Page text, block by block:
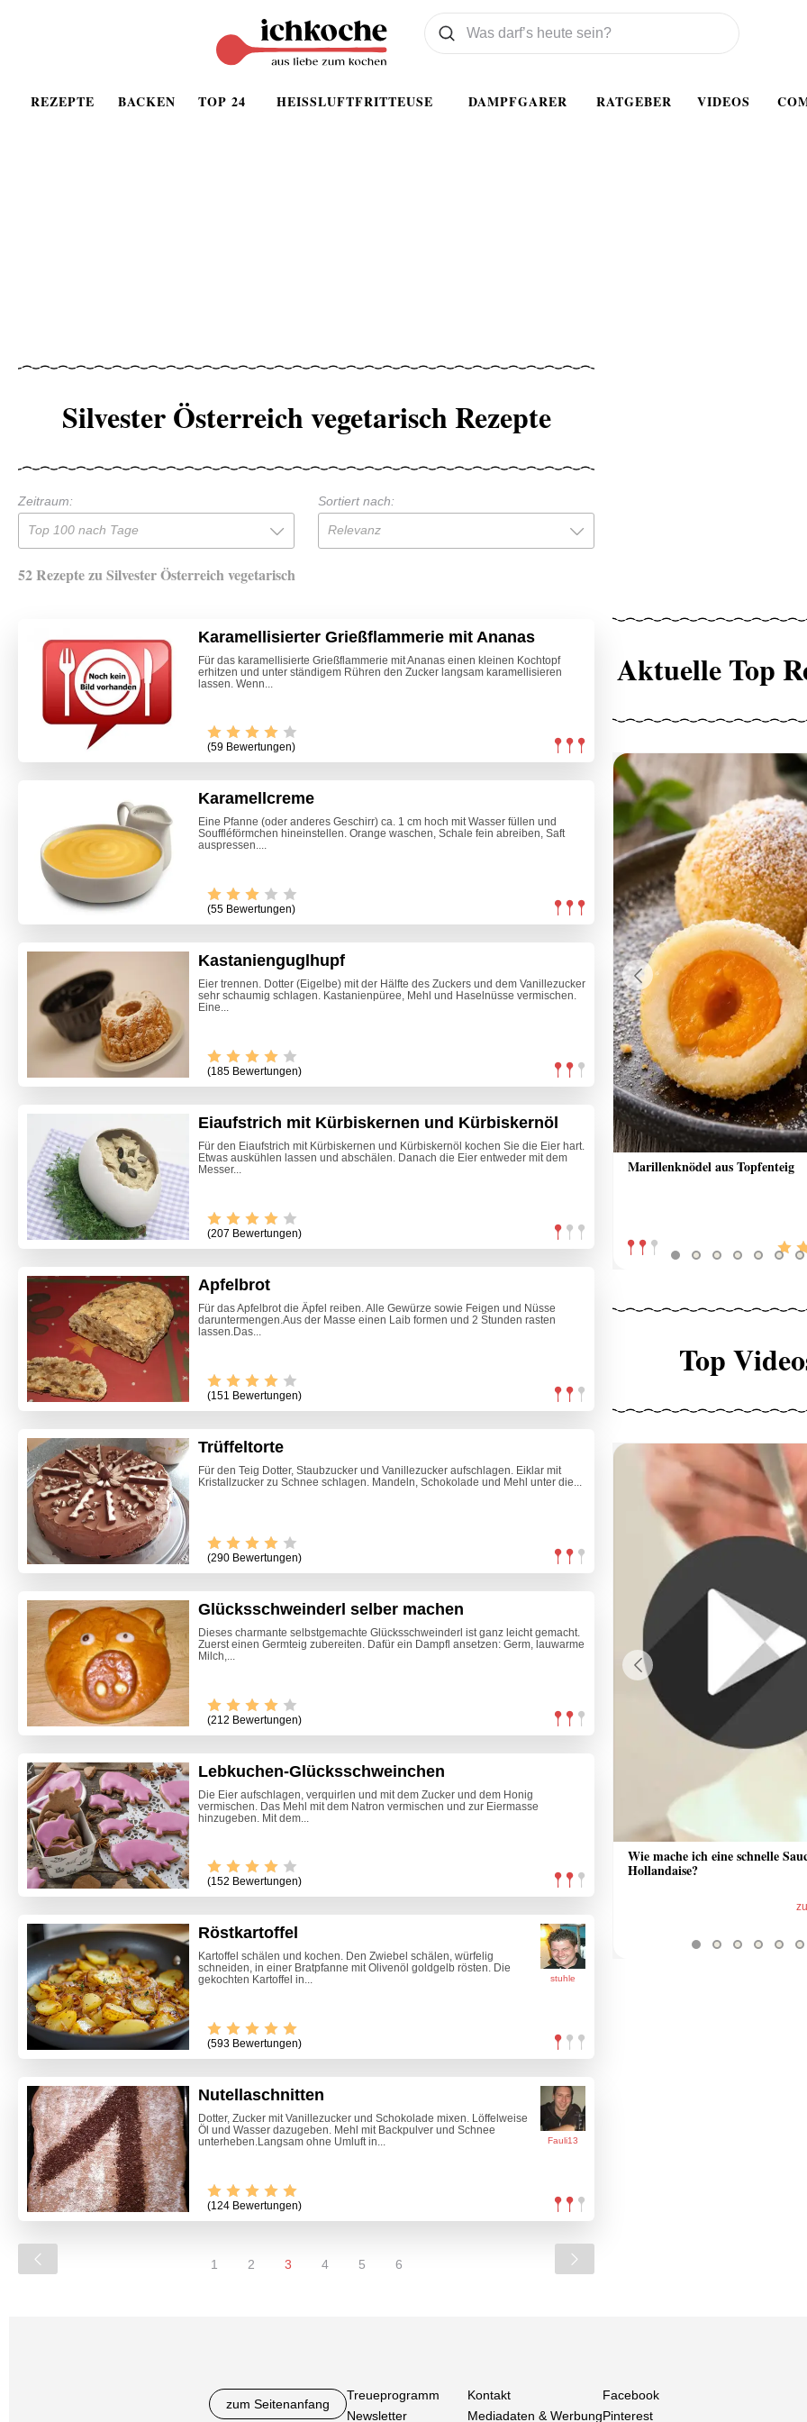
REZEPTE BACKEN TOP 24 HEISSLUFTFRITTEUSE DAMPFGARER RATGEBER VIDEOS
Was wollen Sie suchen
Suchen
Silvester Österreich vegetarisch Rezepte
Zeitraum:
Top 100 nach Tage
Sortiert nach:
Relevanz
52 Rezepte zu Silvester Österreich vegetarisch
Karamellisierter Grießflammerie mit Ananas
Für das karamellisierte Grießflammerie mit Ananas einen kleinen Kochtopf
erhitzen und unter ständigem Rühren den Zucker langsam karamellisieren
lassen. Wenn...
(59 Bewertungen)
Karamellcreme
Eine Pfanne (oder anderes Geschirr) ca. 1 cm hoch mit Wasser füllen und
Souffléförmchen hineinstellen. Orange waschen, Schale fein abreiben, Saft
auspressen....
(55 Bewertungen)
Kastanienguglhupf
Eier trennen. Dotter (Eigelbe) mit der Hälfte des Zuckers und dem Vanillezucker
sehr schaumig schlagen. Kastanienpüree, Mehl und Haselnüsse vermischen.
Eine...
(185 Bewertungen)
Eiaufstrich mit Kürbiskernen und Kürbiskernöl
Für den Eiaufstrich mit Kürbiskernen und Kürbiskernöl kochen Sie die Eier hart.
Etwas auskühlen lassen und abschälen. Danach die Eier entweder mit dem
Messer...
(207 Bewertungen)
Apfelbrot
Für das Apfelbrot die Äpfel reiben. Alle Gewürze sowie Feigen und Nüsse
daruntermengen.Aus der Masse einen Laib formen und 2 Stunden rasten
lassen.Das...
(151 Bewertungen)
Trüffeltorte
Für den Teig Dotter, Staubzucker und Vanillezucker aufschlagen. Eiklar mit
Kristallzucker zu Schnee schlagen. Mandeln, Schokolade und Mehl unter die...
(290 Bewertungen)
Glücksschweinderl selber machen
Dieses charmante selbstgemachte Glücksschweinderl ist ganz leicht gemacht.
Zuerst einen Germteig zubereiten. Dafür ein Dampfl ansetzen: Germ, lauwarme
Milch,...
(212 Bewertungen)
Lebkuchen-Glücksschweinchen
Die Eier aufschlagen, verquirlen und mit dem Zucker und dem Honig
vermischen. Das Mehl mit dem Natron vermischen und zur Eiermasse
hinzugeben. Mit dem...
(152 Bewertungen)
stuhle
Röstkartoffel
Kartoffel schälen und kochen. Den Zwiebel schälen, würfelig
schneiden, in einer Bratpfanne mit Olivenöl goldgelb rösten. Die
gekochten Kartoffel in...
(593 Bewertungen)
Fauli13
Nutellaschnitten
Dotter, Zucker mit Vanillezucker und Schokolade mixen. Löffelweise
Öl und Wasser dazugeben. Mehl mit Backpulver und Schnee
unterheben.Langsam ohne Umluft in...
(124 Bewertungen)
1 2 3 4 5 6
Aktuelle Top
Marillenknödel aus Topfenteig
Thunfischaufstrich
Previous
Top
Wie mache ich eine schnelle
Hollandaise?
Previous
zum Seitenanfang
Treueprogramm
Newsletter
Kontakt
Mediadaten & Werbung
Facebook
Pinterest